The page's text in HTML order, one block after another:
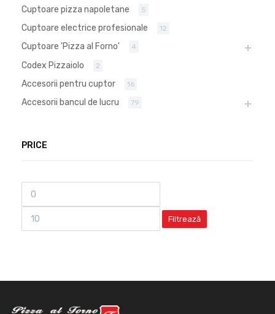
Cuptoare pizza napoletane 5
Cuptoare electrice profesionale 12
Cuptoare 'Pizza al Forno' 4
Codex Pizzaiolo 2
Accesorii pentru cuptor 16
Accesorii bancul de lucru 79
PRICE
Filtrează